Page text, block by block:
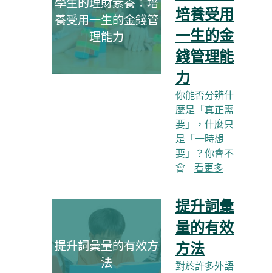
學生的理財素養：培
養受用一生的金錢管
理能力
培養受用
一生的金
錢管理能
力
你能否分辨什
麼是「真正需
要」，什麼只
是「一時想
要」？你會不
會… 看更多
提升詞彙量的有效方
法
提升詞彙
量的有效
方法
對於許多外語